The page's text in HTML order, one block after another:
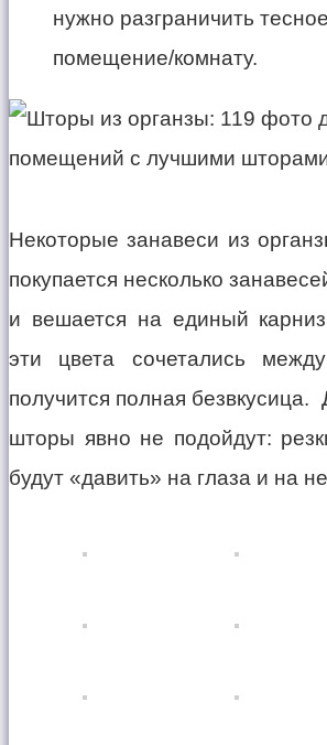
нужно разграничить тесное
помещение/комнату.
Некоторые занавеси из
покупается несколько
и вешается на единый
эти цвета сочетались
получится полная безвкусица.
шторы явно не подойдут:
будут «давить» на глаза и на